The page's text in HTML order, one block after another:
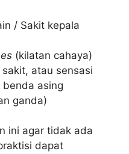
/ Sakit kepala
(kilatan cahaya)
atau sensasi
benda asing
ganda)
ini agar tidak ada
dapat